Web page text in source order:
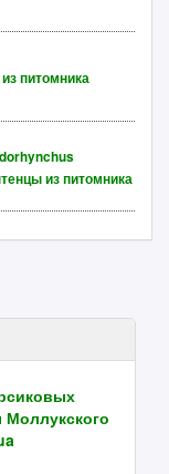
питомника
из питомника
Моллукского